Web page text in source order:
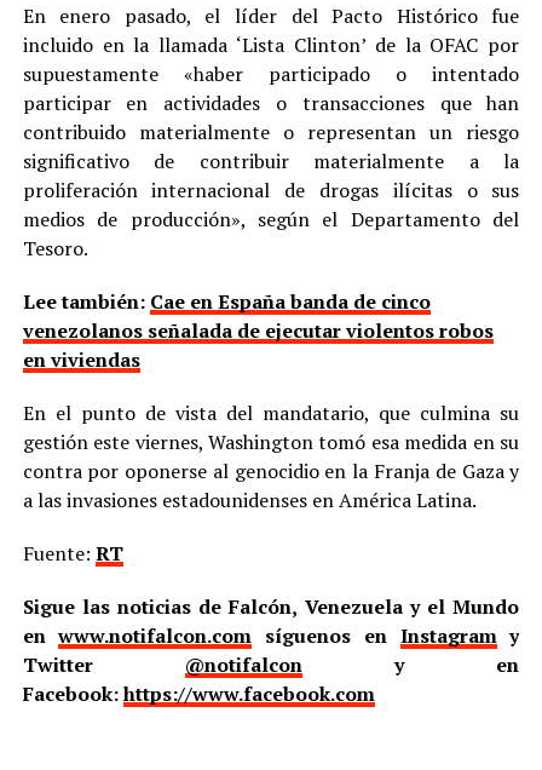
En enero pasado, el líder del Pacto Histórico fue
incluido en la llamada ‘Lista Clinton’ de la OFAC por
supuestamente «haber participado o intentado
participar en actividades o transacciones que han
contribuido materialmente o representan un riesgo
significativo de contribuir materialmente a la
proliferación internacional de drogas ilícitas o sus
medios de producción», según el Departamento del
Tesoro.
Lee también: Cae en España banda de cinco
venezolanos señalada de ejecutar violentos robos
en viviendas
En el punto de vista del mandatario, que culmina su
gestión este viernes, Washington tomó esa medida en su
contra por oponerse al genocidio en la Franja de Gaza y
a las invasiones estadounidenses en América Latina.
Fuente: RT
Sigue las noticias de Falcón, Venezuela y el Mundo
enwww.notifalcon.com síguenos en Instagramy
Twitter @notifalcony en
Facebook:https://www.facebook.com